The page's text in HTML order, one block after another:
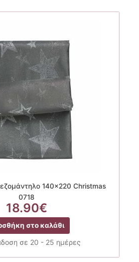
140×220 Christmas
0718
18.90€
στο καλάθι
σε 20 - 25 ημέρες